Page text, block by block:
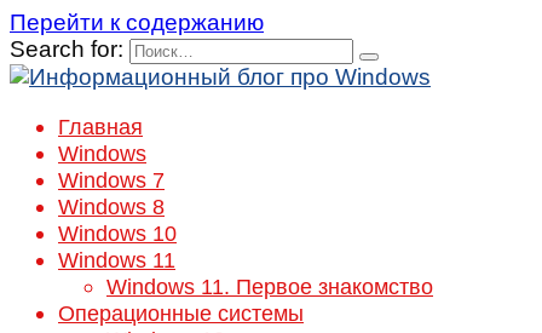
Перейти к содержанию
Search for:
Главная
Windows
Windows 7
Windows 8
Windows 10
Windows 11
Windows 11. Первое знакомство
Операционные системы